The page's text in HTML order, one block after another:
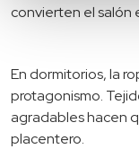
convierten el salón
En dormitorios, la
protagonismo.
agradables hacen
placentero.